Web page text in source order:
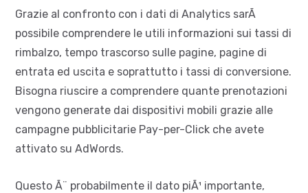
Grazie al confronto con i dati di Analytics sarÃ
possibile comprendere le utili informazioni sui tassi di
rimbalzo, tempo trascorso sulle pagine, pagine di
entrata ed uscita e soprattutto i tassi di conversione.
Bisogna riuscire a comprendere quante prenotazioni
vengono generate dai dispositivi mobili grazie alle
campagne pubblicitarie Pay-per-Click che avete
attivato su AdWords.
Questo Ã¨ probabilmente il dato piÃ¹ importante,